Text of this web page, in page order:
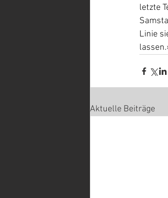
letzte
Linie
Aktuelle Beiträge